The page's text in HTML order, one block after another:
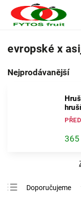
evropské x
Nejprodávanější
365
Doporučujeme